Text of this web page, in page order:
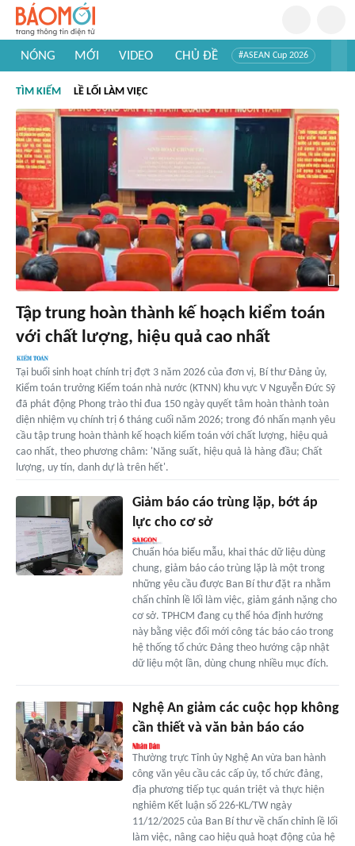
NÓNG MỚI VIDEO CHỦ ĐỀ #ASEAN Cup 2026
#Khám phá Việt Nam
#Khám phá thế giới
TÌM KIẾM LỀ LỐI LÀM VIỆC
Tập trung hoàn thành kế hoạch kiểm toán
với chất lượng, hiệu quả cao nhất
Tại buổi sinh hoạt chính trị đợt 3 năm 2026 của đơn vị, Bí thư Đảng ủy,
Kiểm toán trưởng Kiểm toán nhà nước (KTNN) khu vực V Nguyễn Đức Sỹ
đã phát động Phong trào thi đua 150 ngày quyết tâm hoàn thành toàn
diện nhiệm vụ chính trị 6 tháng cuối năm 2026; trong đó nhấn mạnh yêu
cầu tập trung hoàn thành kế hoạch kiểm toán với chất lượng, hiệu quả
cao nhất, theo phương châm: 'Năng suất, hiệu quả là hàng đầu; Chất
lượng, uy tín, danh dự là trên hết'.
Giảm báo cáo trùng lặp, bớt áp
lực cho cơ sở
Chuẩn hóa biểu mẫu, khai thác dữ liệu dùng
chung, giảm báo cáo trùng lặp là một trong
những yêu cầu được Ban Bí thư đặt ra nhằm
chấn chỉnh lề lối làm việc, giảm gánh nặng cho
cơ sở. TPHCM đang cụ thể hóa định hướng
này bằng việc đổi mới công tác báo cáo trong
hệ thống tổ chức Đảng theo hướng cập nhật
dữ liệu một lần, dùng chung nhiều mục đích.
Nghệ An giảm các cuộc họp không
cần thiết và văn bản báo cáo
Thường trực Tỉnh ủy Nghệ An vừa ban hành
công văn yêu cầu các cấp ủy, tổ chức đảng,
địa phương tiếp tục quán triệt và thực hiện
nghiêm Kết luận số 226-KL/TW ngày
11/12/2025 của Ban Bí thư về chấn chỉnh lề lối
làm việc, nâng cao hiệu quả hoạt động của hệ